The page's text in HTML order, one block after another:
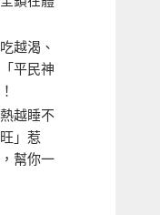
越渴、
平民神
越睡不
」惹
幫你一